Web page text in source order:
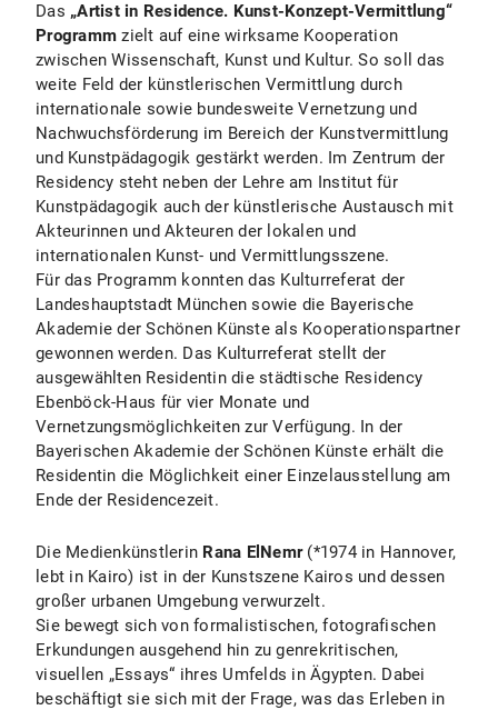
Das „Artist in Residence. Kunst-Konzept-Vermittlung“
Programm zielt auf eine wirksame Kooperation
zwischen Wissenschaft, Kunst und Kultur. So soll das
weite Feld der künstlerischen Vermittlung durch
internationale sowie bundesweite Vernetzung und
Nachwuchsförderung im Bereich der Kunstvermittlung
und Kunstpädagogik gestärkt werden. Im Zentrum der
Residency steht neben der Lehre am Institut für
Kunstpädagogik auch der künstlerische Austausch mit
Akteurinnen und Akteuren der lokalen und
internationalen Kunst- und Vermittlungsszene.
Für das Programm konnten das Kulturreferat der
Landeshauptstadt München sowie die Bayerische
Akademie der Schönen Künste als Kooperationspartner
gewonnen werden. Das Kulturreferat stellt der
ausgewählten Residentin die städtische Residency
Ebenböck-Haus für vier Monate und
Vernetzungsmöglichkeiten zur Verfügung. In der
Bayerischen Akademie der Schönen Künste erhält die
Residentin die Möglichkeit einer Einzelausstellung am
Ende der Residencezeit.
Die Medienkünstlerin Rana ElNemr(*1974 in Hannover,
lebt in Kairo) ist in der Kunstszene Kairos und dessen
großer urbanen Umgebung verwurzelt.
Sie bewegt sich von formalistischen, fotografischen
Erkundungen ausgehend hin zu genrekritischen,
visuellen „Essays“ ihres Umfelds in Ägypten. Dabei
beschäftigt sie sich mit der Frage, was das Erleben in